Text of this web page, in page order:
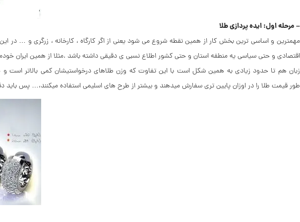
– مرحله اول: ایده پردازی طلا
مهمترین و اساسی ترین بخش کار از همین نقطه شروع می شود یعنی از اگر کارگاه ، کارخانه ، زرگری و … در
اقتصادی و حتی سیاسی یه منطقه استان و حتی کشور اطلاع نسبی ی دقیقی داشته باشد .مثلا از همین ایران
زبان هم تا حدود زیادی به همین شکل است با این تفاوت که وزن طلاهای درخواستیشان کمی بالاتر است و
طور قیمت طلا را در اوزان پایین تری سفارش میدهند و بیشتر از طرح های اسلیمی استفاده میکنند،… پس